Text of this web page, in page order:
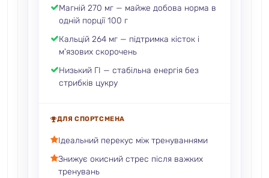
Магній 270 мг — майже добова норма в
одній порції 100 г
Кальцій 264 мг — підтримка кісток і
м'язових скорочень
Низький ГІ — стабільна енергія без
стрибків цукру
ДЛЯ СПОРТСМЕНА
Ідеальний перекус між тренуваннями
Знижує окисний стрес після важких
тренувань